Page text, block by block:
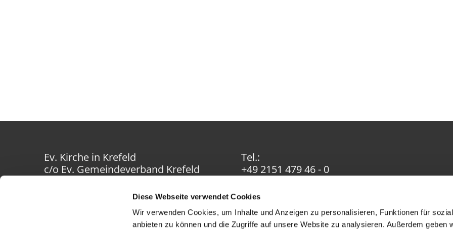
Diese Webseite verwendet Cookies
Wir verwenden Cookies, um Inhalte und Anzeigen zu personalisieren, Funktionen für
anbieten zu können und die Zugriffe auf unsere Website zu analysieren. Außerdem geben
Ev. Kirche in Krefeld
c/o Ev. Gemeindeverband Krefeld
Tel.:
+49 2151 479 46 - 0
info@ev-in-krefeld.de